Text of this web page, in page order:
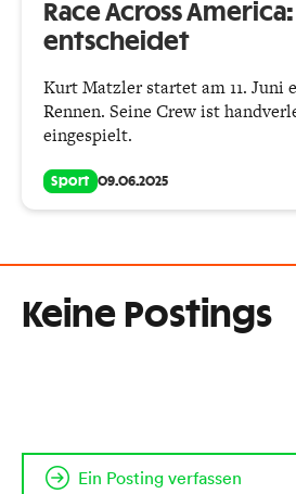
Race Across America:
entscheidet
Kurt Matzler startet am 11. Juni
Rennen. Seine Crew ist
eingespielt.
Sport 09.06.2025
Keine Postings
Ein Posting verfassen